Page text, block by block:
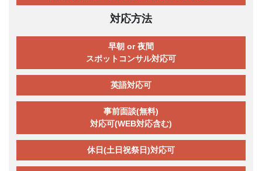
対応方法
早朝 or 夜間
スポットコンサル対応可
英語対応可
事前面談(無料)
対応可(WEB対応含む)
休日(土日祝祭日)対応可